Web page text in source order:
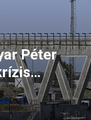
Péter